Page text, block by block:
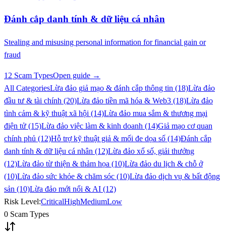
Đánh cắp danh tính & dữ liệu cá nhân
Stealing and misusing personal information for financial gain or
fraud
12 Scam TypesOpen guide →
All CategoriesLừa đảo giả mạo & đánh cắp thông tin (18)Lừa đảo
đầu tư & tài chính (20)Lừa đảo tiền mã hóa & Web3 (18)Lừa đảo
tình cảm & kỹ thuật xã hội (14)Lừa đảo mua sắm & thương mại
điện tử (15)Lừa đảo việc làm & kinh doanh (14)Giả mạo cơ quan
chính phủ (12)Hỗ trợ kỹ thuật giả & mối đe dọa số (14)Đánh cắp
danh tính & dữ liệu cá nhân (12)Lừa đảo xổ số, giải thưởng
(12)Lừa đảo từ thiện & thảm họa (10)Lừa đảo du lịch & chỗ ở
(10)Lừa đảo sức khỏe & chăm sóc (10)Lừa đảo dịch vụ & bất động
sản (10)Lừa đảo mới nổi & AI (12)
Risk Level:CriticalHighMediumLow
0 Scam Types